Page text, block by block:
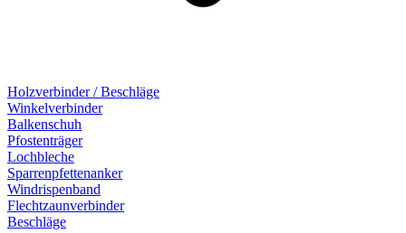
Holzverbinder / Beschläge
Winkelverbinder
Balkenschuh
Pfostenträger
Lochbleche
Sparrenpfettenanker
Windrispenband
Flechtzaunverbinder
Beschläge